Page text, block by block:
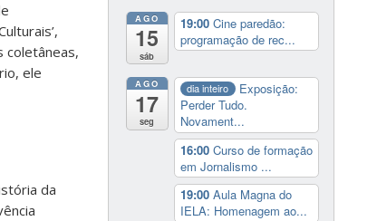
coletâneas,
ele
da
AGO
15
sáb
19:00 Cine paredão:
programação de rec...
AGO
17
seg
dia inteiro
Exposição:
Perder Tudo.
Novament...
16:00 Curso de formação
em Jornalismo ...
19:00 Aula Magna do
IELA: Homenagem ao...